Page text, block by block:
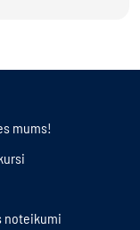
mums!
noteikumi